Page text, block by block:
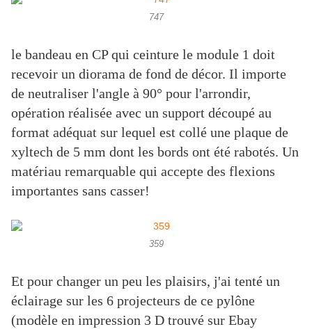
747
le bandeau en CP qui ceinture le module 1 doit
recevoir un diorama de fond de décor. Il importe
de neutraliser l'angle à 90° pour l'arrondir,
opération réalisée avec un support découpé au
format adéquat sur lequel est collé une plaque de
xyltech de 5 mm dont les bords ont été rabotés. Un
matériau remarquable qui accepte des flexions
importantes sans casser!
359
Et pour changer un peu les plaisirs, j'ai tenté un
éclairage sur les 6 projecteurs de ce pylône
(modèle en impression 3 D trouvé sur Ebay